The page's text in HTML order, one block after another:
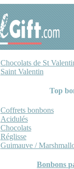
Chocolats de St
Saint Valentin
Top
Coffrets bonbons
Acidulés
Chocolats
Réglisse
Guimauve /
Bonbons